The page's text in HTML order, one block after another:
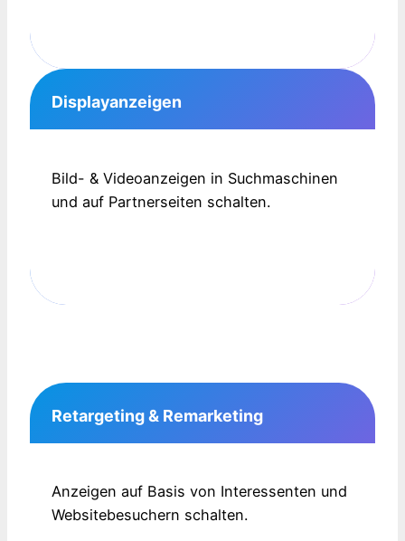
Displayanzeigen
Bild- & Videoanzeigen in Suchmaschinen
und auf Partnerseiten schalten.
Retargeting & Remarketing
Anzeigen auf Basis von Interessenten und
Websitebesuchern schalten.